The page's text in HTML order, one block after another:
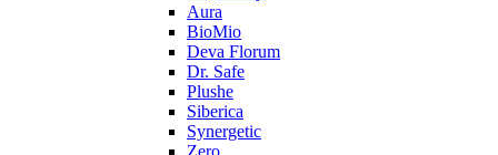
Aura
BioMio
Deva Florum
Dr. Safe
Plushe
Siberica
Synergetic
Zero